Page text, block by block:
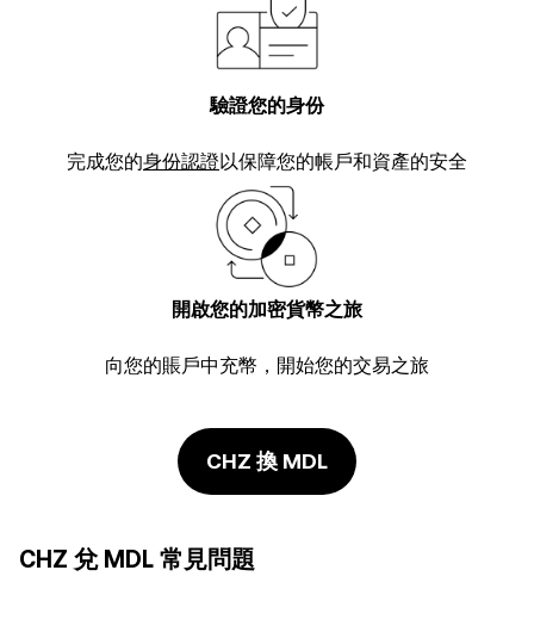
驗證您的身份
完成您的身份認證以保障您的帳戶和資產的安全
開啟您的加密貨幣之旅
向您的賬戶中充幣，開始您的交易之旅
CHZ 換 MDL
CHZ 兌 MDL 常見問題